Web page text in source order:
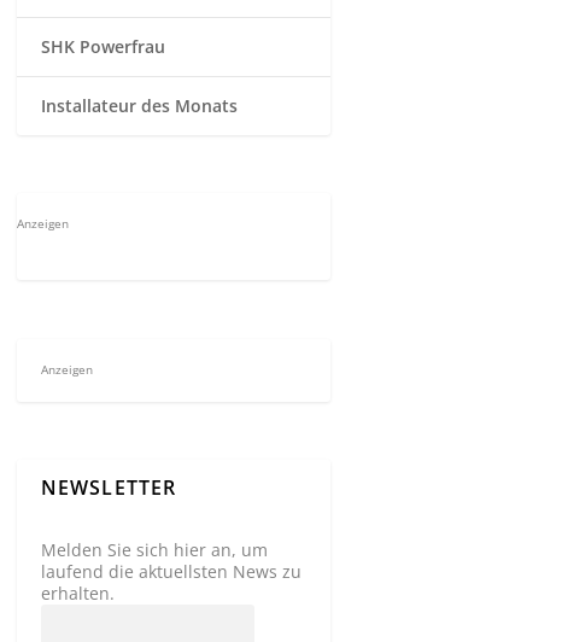
SHK Powerfrau
Installateur des Monats
Anzeigen
Anzeigen
NEWSLETTER
Melden Sie sich hier an, um
laufend die aktuellsten News zu
erhalten.